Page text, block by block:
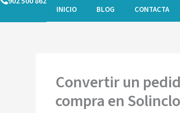
Ir
INICIO BLOG CONTACTA
Convertir un
compra en